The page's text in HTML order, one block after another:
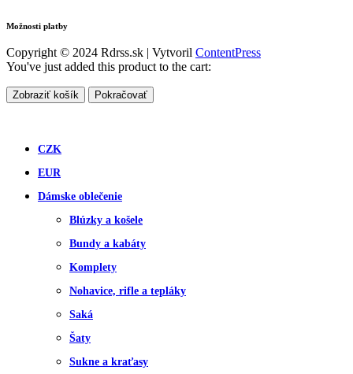
Možnosti platby
Copyright © 2024 Rdrss.sk | Vytvoril ContentPress
You've just added this product to the cart:
Zobraziť košík Pokračovať
CZK
EUR
Dámske oblečenie
Blúzky a košele
Bundy a kabáty
Komplety
Nohavice, rifle a tepláky
Saká
Šaty
Sukne a kraťasy